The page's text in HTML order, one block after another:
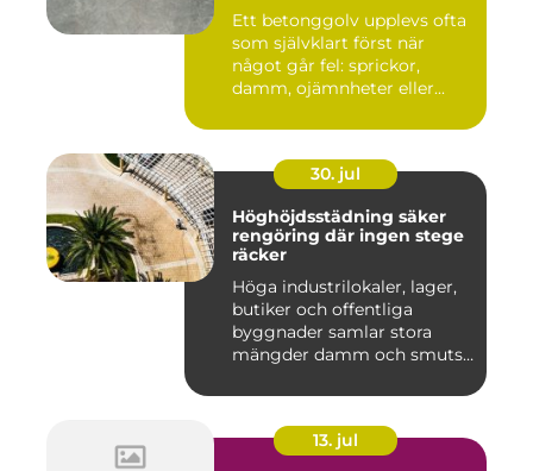
Ett betonggolv upplevs ofta
som självklart först när
något går fel: sprickor,
damm, ojämnheter eller...
30. jul
Höghöjdsstädning säker
rengöring där ingen stege
räcker
Höga industrilokaler, lager,
butiker och offentliga
byggnader samlar stora
mängder damm och smuts
13. jul